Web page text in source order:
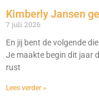
Kimberly Jansen
7 juli 2026
En jij bent de volgende
Je maakte begin dit jaar
rust
Lees verder »